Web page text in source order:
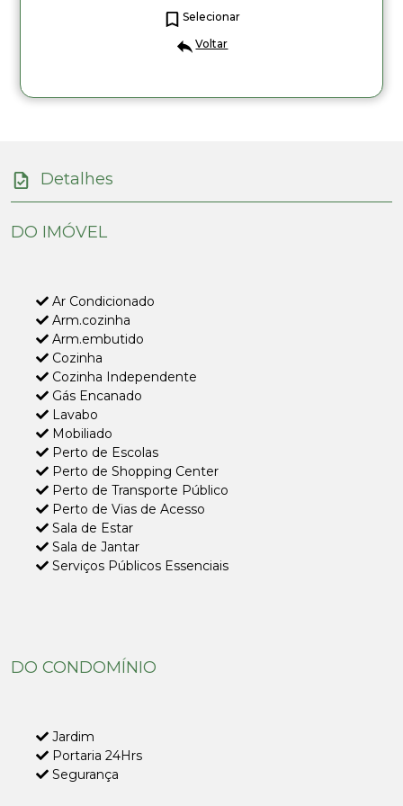
Selecionar
Voltar
Detalhes
DO IMÓVEL
Ar Condicionado
Arm.cozinha
Arm.embutido
Cozinha
Cozinha Independente
Gás Encanado
Lavabo
Mobiliado
Perto de Escolas
Perto de Shopping Center
Perto de Transporte Público
Perto de Vias de Acesso
Sala de Estar
Sala de Jantar
Serviços Públicos Essenciais
DO CONDOMÍNIO
Jardim
Portaria 24Hrs
Segurança